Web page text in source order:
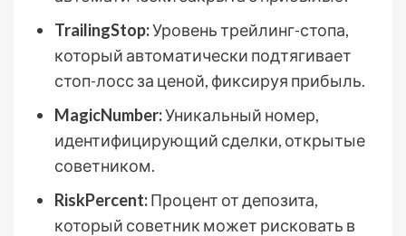
TrailingStop:Уровень трейлинг-стопа,
который автоматически подтягивает
стоп-лосс за ценой, фиксируя прибыль.
MagicNumber:Уникальный номер,
идентифицирующий сделки, открытые
советником.
RiskPercent:Процент от депозита,
который советник может рисковать в